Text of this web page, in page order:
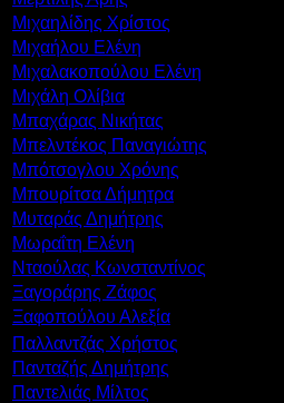
Μιχαηλίδης Χρίστος
Μιχαήλου Ελένη
Μιχαλακοπούλου Ελένη
Μιχάλη Ολίβια
Μπαχάρας Νικήτας
Μπελντέκος Παναγιώτης
Μπότσογλου Χρόνης
Μπουρίτσα Δήμητρα
Μυταράς Δημήτρης
Μωραΐτη Ελένη
Νταούλας Κωνσταντίνος
Ξαγοράρης Ζάφος
Ξαφοπούλου Αλεξία
Παλλαντζάς Χρήστος
Πανταζής Δημήτρης
Παντελιάς Μίλτος